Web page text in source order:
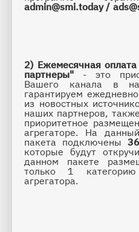
admin@smi.today /
2) Ежемесячная оплата
партнеры" - это
Вашего канала в
гарантируем
из новостных
наших партнеров,
приоритетное
агрегаторе. На
пакета подключены
которые будут
данном пакете
только 1 категорию
агрегатора.